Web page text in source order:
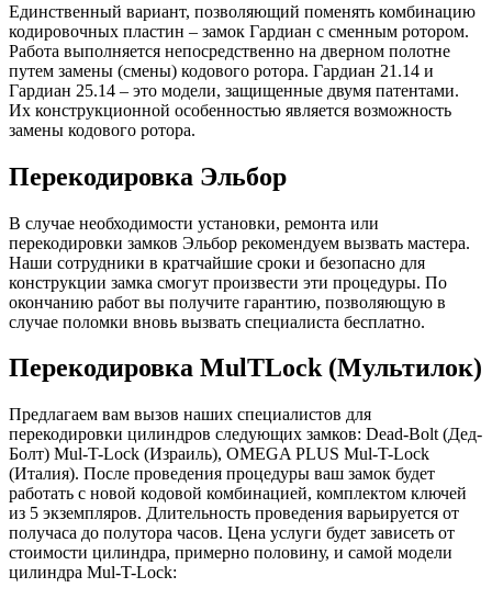
Единственный вариант, позволяющий поменять комбинацию
кодировочных пластин – замок Гардиан с сменным ротором.
Работа выполняется непосредственно на дверном полотне
путем замены (смены) кодового ротора. Гардиан 21.14 и
Гардиан 25.14 – это модели, защищенные двумя патентами.
Их конструкционной особенностью является возможность
замены кодового ротора.
Перекодировка Эльбор
В случае необходимости установки, ремонта или
перекодировки замков Эльбор рекомендуем вызвать мастера.
Наши сотрудники в кратчайшие сроки и безопасно для
конструкции замка смогут произвести эти процедуры. По
окончанию работ вы получите гарантию, позволяющую в
случае поломки вновь вызвать специалиста бесплатно.
Перекодировка MulTLock (Мультилок)
Предлагаем вам вызов наших специалистов для
перекодировки цилиндров следующих замков: Dead-Bolt (Дед-
Болт) Mul-T-Lock (Израиль), OMEGA PLUS Mul-T-Lock
(Италия). После проведения процедуры ваш замок будет
работать с новой кодовой комбинацией, комплектом ключей
из 5 экземпляров. Длительность проведения варьируется от
получаса до полутора часов. Цена услуги будет зависеть от
стоимости цилиндра, примерно половину, и самой модели
цилиндра Mul-T-Lock: